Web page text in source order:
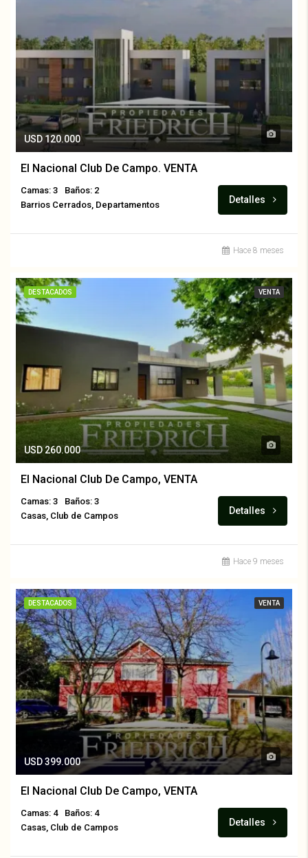
USD 120.000
El Nacional Club De Campo. VENTA
Camas: 3
Baños: 2
Barrios Cerrados, Departamentos
Detalles
Hace 8 meses
DESTACADOS VENTA
USD 260.000
El Nacional Club De Campo, VENTA
Camas: 3
Baños: 3
Casas, Club de Campos
Detalles
Hace 9 meses
DESTACADOS VENTA
USD 399.000
El Nacional Club De Campo, VENTA
Camas: 4
Baños: 4
Casas, Club de Campos
Detalles